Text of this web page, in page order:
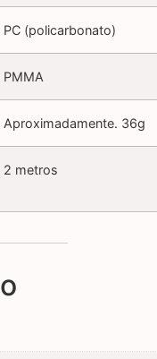
PC (policarbonato)
PMMA
Aproximadamente. 36g
2 metros